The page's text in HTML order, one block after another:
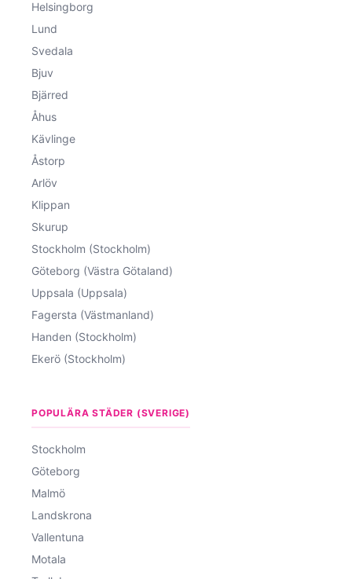
Helsingborg
Lund
Svedala
Bjuv
Bjärred
Åhus
Kävlinge
Åstorp
Arlöv
Klippan
Skurup
Stockholm (Stockholm)
Göteborg (Västra Götaland)
Uppsala (Uppsala)
Fagersta (Västmanland)
Handen (Stockholm)
Ekerö (Stockholm)
POPULÄRA STÄDER (SVERIGE)
Stockholm
Göteborg
Malmö
Landskrona
Vallentuna
Motala